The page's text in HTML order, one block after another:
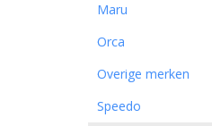
Maru
Orca
Overige merken
Speedo